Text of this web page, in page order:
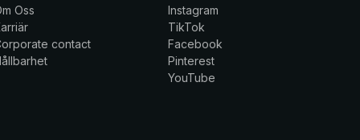
Oss
contact
Instagram
TikTok
Facebook
Pinterest
YouTube